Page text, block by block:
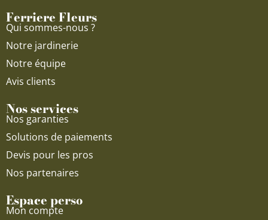
Ferriere Fleurs
Qui sommes-nous ?
Notre jardinerie
Notre équipe
Avis clients
Nos services
Nos garanties
Solutions de paiements
Devis pour les pros
Nos partenaires
Espace perso
Mon compte